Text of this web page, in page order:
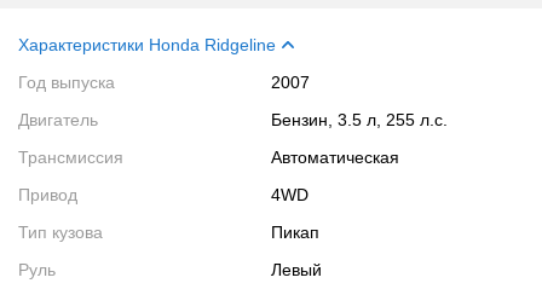
Характеристики Honda Ridgeline
Год выпуска
2007
Двигатель
Бензин, 3.5 л, 255 л.с.
Трансмиссия
Автоматическая
Привод
4WD
Тип кузова
Пикап
Руль
Левый